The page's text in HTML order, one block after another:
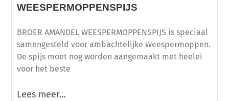
WEESPERMOPPENSPIJS
BROER AMANDEL WEESPERMOPPENSPIJS is speciaal
samengesteld voor ambachtelijke Weespermoppen.
De spijs moet nog worden aangemaakt met heelei
voor het beste
Lees meer...